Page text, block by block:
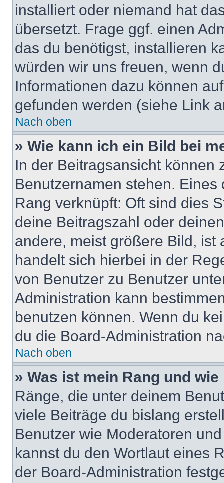
installiert oder niemand hat
übersetzt. Frage ggf. einen
das du benötigst, installieren
würden wir uns freuen, wenn
Informationen dazu können
gefunden werden (siehe Link
Nach oben
» Wie kann ich ein Bild bei
In der Beitragsansicht können
Benutzernamen stehen.
Rang verknüpft: Oft sind dies
deine Beitragszahl oder
andere, meist größere Bild, ist
handelt sich hierbei in der
von Benutzer zu Benutzer
Administration kann
benutzen können. Wenn du
du die Board-Administration
Nach oben
» Was ist mein Rang und
Ränge, die unter deinem
viele Beiträge du bislang
Benutzer wie Moderatoren
kannst du den Wortlaut eines
der Board-Administration